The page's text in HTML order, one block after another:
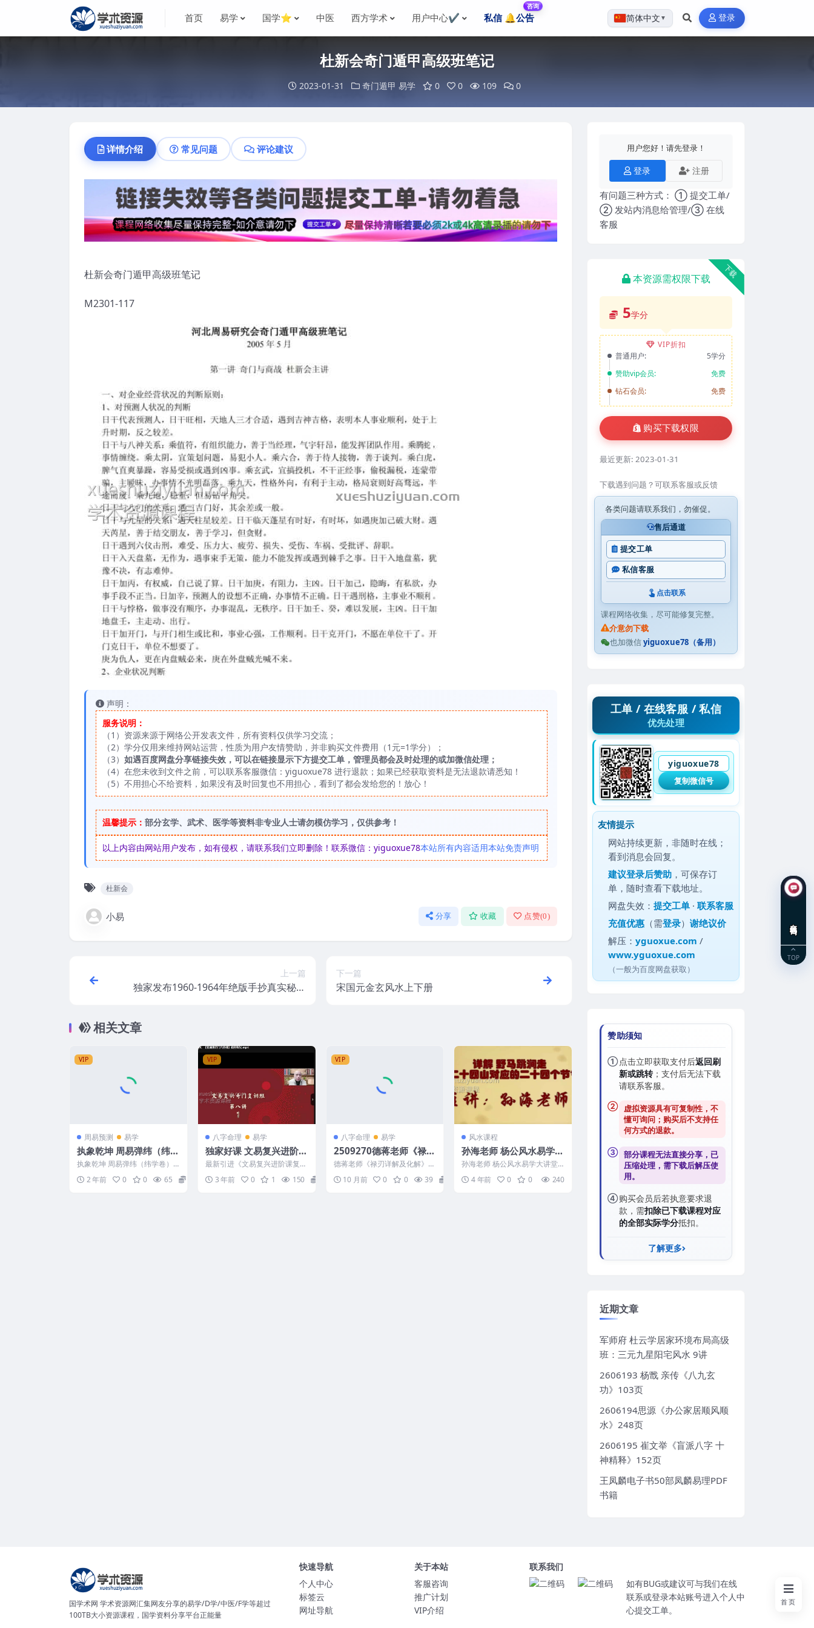
首页 易学 国学⭐ 中医 西方学术 用户中心✔️ 私信 🔔公告
咨询
简体中文 ▼ 登录
杜新会奇门遁甲高级班笔记
2023-01-31 奇门遁甲 易学 0 0 109 0
详情介绍 常见问题 评论建议
杜新会奇门遁甲高级班笔记
M2301-117
声明：
服务说明：
（1）资源来源于网络公开发表文件，所有资料仅供学习交流；
（2）学分仅用来维持网站运营，性质为用户友情赞助，并非购买文件费用（1元=1学分）；
（3） 如遇百度网盘分享链接失效，可以在链接显示下方提交工单，管理员都会及时处理的或加微信处理；
（4）在您未收到文件之前，可以联系客服微信：yiguoxue78 进行退款；如果已经获取资料是无法退款请悉知！
（5）不用担心不给资料，如果没有及时回复也不用担心，看到了都会发给您的！放心！
温馨提示： 部分玄学、武术、医学等资料非专业人士请勿模仿学习，仅供参考！
以上内容由网站用户发布，如有侵权，请联系我们立即删除！联系微信：yiguoxue78本站所有内容适用本站免责声明
杜新会
小易 分享 收藏 点赞(0)
上一篇
独家发布1960-1964年绝版手抄真实秘方
下一篇
宋国元金玄风水上下册
相关文章
VIP
周易预测 易学
执象乾坤 周易弹纬（纬学
卷）
执象乾坤 周易弹纬（纬学卷） 2
2 年前 0 0 65
VIP
八字命理 易学
独家好课 文易复兴进阶课
复训班（第二期） 54集+
19pdf文档超值课程
最新引进《文易复兴进阶课复训
班（第二期）》54集和19pdf文
档超值课程课程值得...
3 年前 0 1 150
VIP
八字命理 易学
2509270德蒋老师《禄刃
详解及化解》1集视频 5
个小时课程Y
德蒋老师《禄刃详解及化解》1
集视频 5个小时课程Y 2509270
10 月前 0 0 39
风水课程
孙海老师 杨公风水易学大
讲堂三部16视频合集
孙海老师 杨公风水易学大讲堂
三部16视频合集 不提供任何下
载，如有需要联系作者 ...
4 年前 0 0 240
用户您好！请先登录！
登录 注册
有问题三种方式： ① 提交工单/
② 发站内消息给管理/③ 在线
客服
下载
本资源需权限下载
5学分
VIP折扣
普通用户:
5学分
赞助vip会员:
免费
钻石会员:
免费
购买下载权限
最近更新: 2023-01-31
下载遇到问题？可联系客服或反馈
各类问题请联系我们，勿催促。
售后通道
提交工单
私信客服
点击联系
课程网络收集，尽可能修复完整。
介意勿下载
也加微信yiguoxue78（备用）
工单 / 在线客服 / 私信
优先处理
yiguoxue78
复制微信号
友情提示
网站持续更新，非随时在线；
看到消息会回复。
建议登录后赞助 ，可保存订
单，随时查看下载地址。
网盘失效：提交工单 ·联系客服
充值优惠 （需登录）谢绝议价
解压：yguoxue.com /
www.yguoxue.com
（一般为百度网盘获取）
赞助须知
①点击立即获取支付后返回刷
新或跳转；支付后无法下载
请联系客服。
②
虚拟资源具有可复制性，不
懂可询问；购买后不支持任
何方式的退款。
③ 部分课程无法直接分享，已
压缩处理，需下载后解压使
用。
④购买会员后若执意要求退
款，需扣除已下载课程对应
的全部实际学分抵扣。
了解更多
近期文章
军师府 杜云学居家环境布局高级
班：三元九星阳宅风水 9讲
2606193 杨戬 亲传《八九玄
功》103页
2606194思源《办公家居顺风顺
水》248页
2606195 崔文举《盲派八字 十
神精释》152页
王凤麟电子书50部凤麟易理PDF
书籍
国学术网 学术资源网汇集网友分享的易学/D学/中医/F学等超过
100TB大小资源课程，国学资料分享平台正能量
快速导航
个人中心
标签云
网址导航
关于本站
客服咨询
推广计划
VIP介绍
联系我们
如有BUG或建议可与我们在线
联系或登录本站账号进入个人中
心提交工单。
首页
TOP